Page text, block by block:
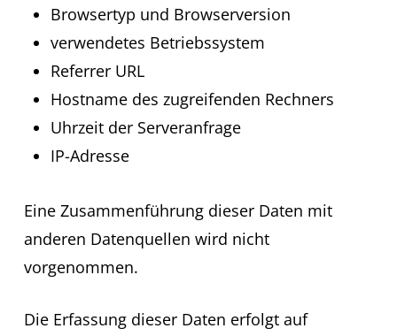
Browsertyp und Browserversion
verwendetes Betriebssystem
Referrer URL
Hostname des zugreifenden Rechners
Uhrzeit der Serveranfrage
IP-Adresse
Eine Zusammenführung dieser Daten mit
anderen Datenquellen wird nicht
vorgenommen.
Die Erfassung dieser Daten erfolgt auf